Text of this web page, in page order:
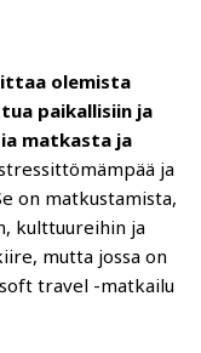
olemista
paikallisiin ja
matkasta ja
ja
on matkustamista,
kulttuureihin ja
mutta jossa on
soft travel -matkailu